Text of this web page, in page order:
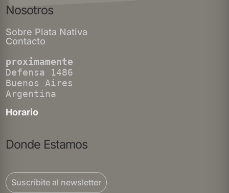
Nosotros
Sobre Plata Nativa
Contacto
proximamente
Defensa 1486
Buenos Aires
Argentina
Horario
Donde Estamos
Suscribite al newsletter